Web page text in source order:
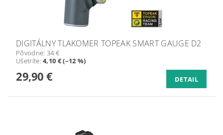
DIGITÁLNY TLAKOMER TOPEAK SMART GAUGE D2
Pôvodne: 34 €
Ušetríte:4,10 € (–12 %)
29,90 € DETAIL